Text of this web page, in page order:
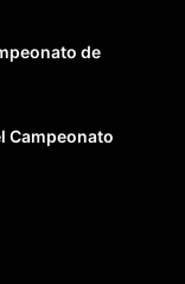
de
Campeonato